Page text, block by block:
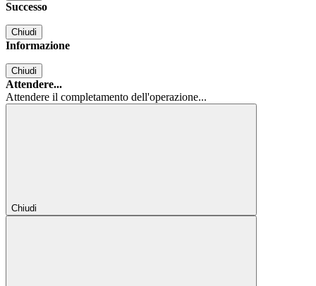
Successo
Chiudi
Informazione
Chiudi
Attendere...
Attendere il completamento dell'operazione...
Chiudi